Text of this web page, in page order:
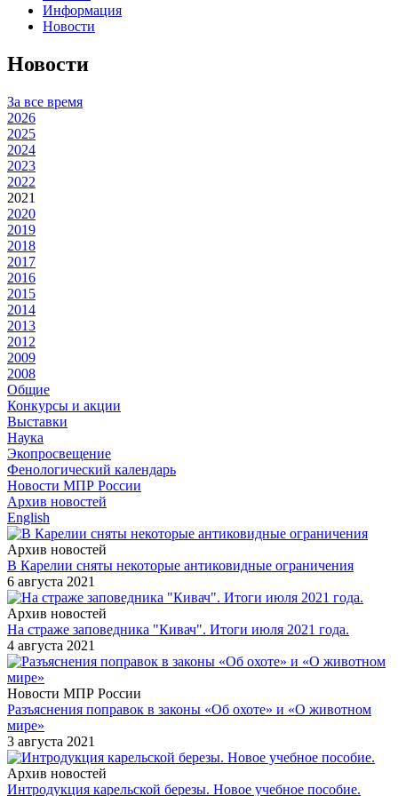
Информация
Новости
Новости
За все время
2026
2025
2024
2023
2022
2021
2020
2019
2018
2017
2016
2015
2014
2013
2012
2009
2008
Общие
Конкурсы и акции
Выставки
Наука
Экопросвещение
Фенологический календарь
Новости МПР России
Архив новостей
English
Архив новостей
В Карелии сняты некоторые антиковидные ограничения
6 августа 2021
Архив новостей
На страже заповедника "Кивач". Итоги июля 2021 года.
4 августа 2021
Новости МПР России
Разъяснения поправок в законы «Об охоте» и «О животном
мире»
3 августа 2021
Архив новостей
Интродукция карельской березы. Новое учебное пособие.